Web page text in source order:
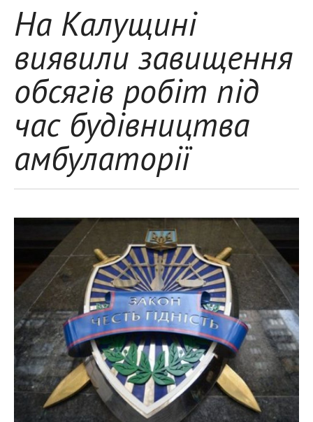
На Калущині
виявили завищення
обсягів робіт під
час будівництва
амбулаторії